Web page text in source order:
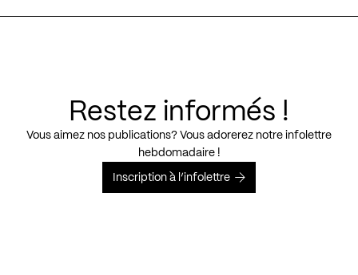
Restez informés !
Vous aimez nos publications? Vous adorerez notre infolettre
hebdomadaire !
Inscription à l’infolettre